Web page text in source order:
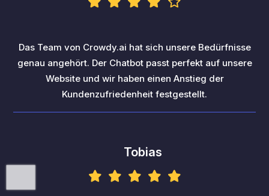
Das Team von Crowdy.ai hat sich unsere Bedürfnisse
genau angehört. Der Chatbot passt perfekt auf unsere
Website und wir haben einen Anstieg der
Kundenzufriedenheit festgestellt.
Tobias